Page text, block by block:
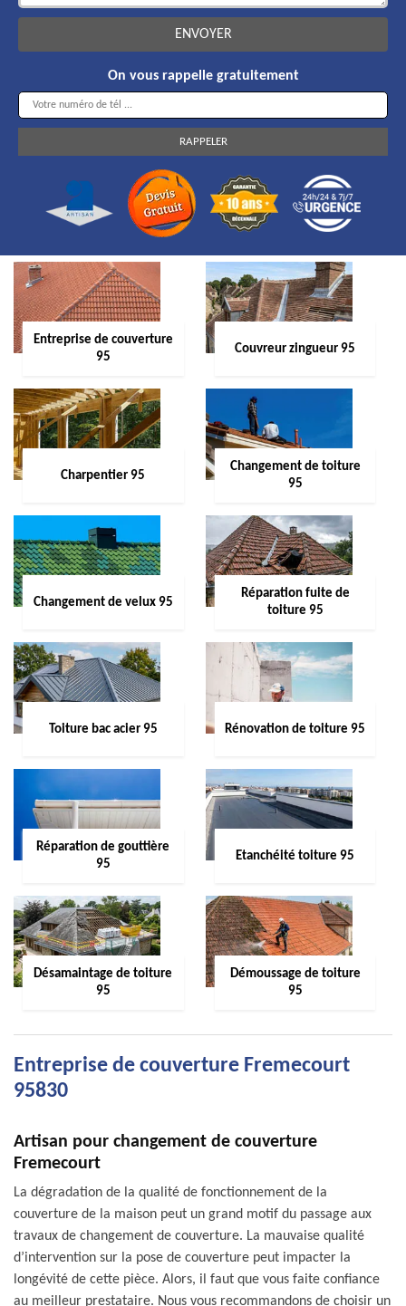
On vous rappelle gratuitement
Entreprise de couverture
95
Couvreur zingueur 95
Charpentier 95
Changement de toiture
95
Changement de velux 95
Réparation fuite de
toiture 95
Toiture bac acier 95 Rénovation de toiture 95
Réparation de gouttière
95
Etanchéité toiture 95
Désamaintage de toiture
95
Démoussage de toiture
95
Entreprise de couverture Fremecourt
95830
Artisan pour changement de couverture
Fremecourt
La dégradation de la qualité de fonctionnement de la
couverture de la maison peut un grand motif du passage aux
travaux de changement de couverture. La mauvaise qualité
d’intervention sur la pose de couverture peut impacter la
longévité de cette pièce. Alors, il faut que vous faite confiance
au meilleur prestataire. Nous vous recommandons de choisir un